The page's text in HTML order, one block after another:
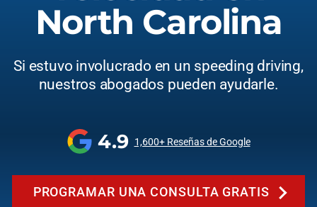
North Carolina
Si estuvo involucrado en un speeding driving,
nuestros abogados pueden ayudarle.
4.9 1,600+ Reseñas de Google
PROGRAMAR UNA CONSULTA GRATIS